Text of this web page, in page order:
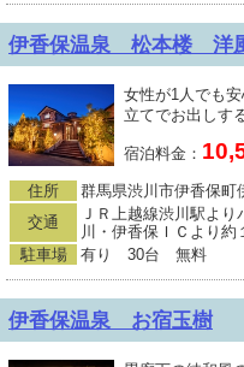
伊香保温泉 松本楼 洋
女性が1人でも
立てでお出しす
宿泊料金：
住所
群馬県渋川市伊香保町
交通
ＪＲ上越線渋川駅よ
川・伊香保ＩＣより約
駐車場
有り 30台 無料
伊香保温泉 お宿玉樹